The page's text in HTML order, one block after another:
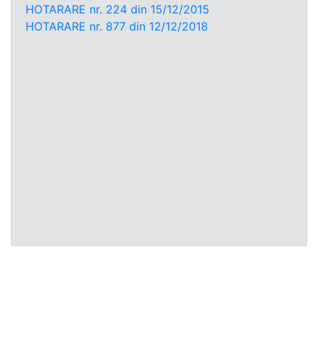
HOTARARE nr. 224 din 15/12/2015
HOTARARE nr. 877 din 12/12/2018